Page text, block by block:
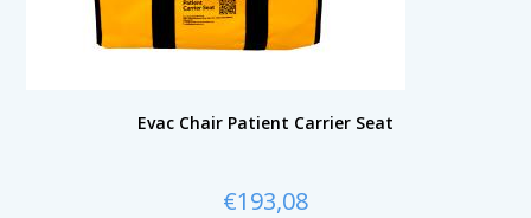
Evac Chair Patient Carrier Seat
€193,08